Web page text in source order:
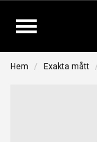
Hem Exakta mått